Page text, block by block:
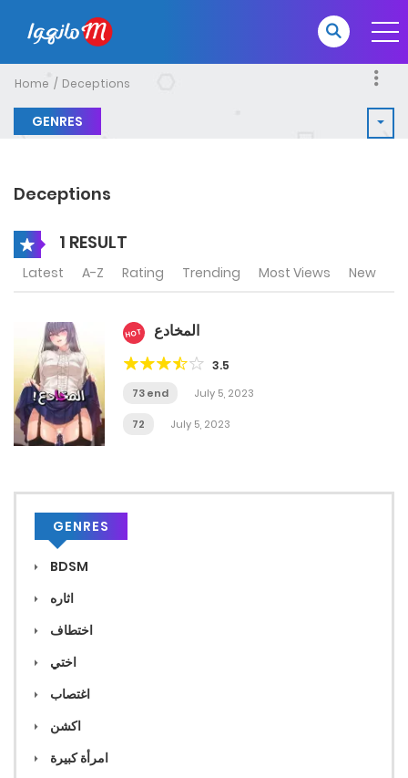
Home Deceptions
GENRES
Deceptions
1 RESULT
Latest A-Z Rating Trending Most Views New
HOT المخادع
3.5
73 end July 5, 2023
72 July 5, 2023
GENRES
BDSM
اثاره
اختطاف
اختي
اغتصاب
اكشن
امرأة كبيرة